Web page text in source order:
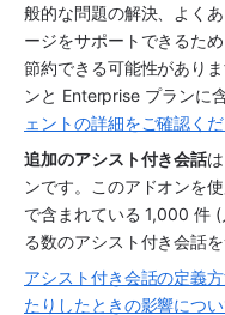
般的な問題の解決、よく
ージをサポートできるた
節約できる可能性があり
ンと Enterprise プランに
ェントの詳細をご確認く
追加のアシスト付き会話
ンです。このアドオンを
で含まれている 1,000 件
る数のアシスト付き会話
アシスト付き会話の定義
たりしたときの影響につ